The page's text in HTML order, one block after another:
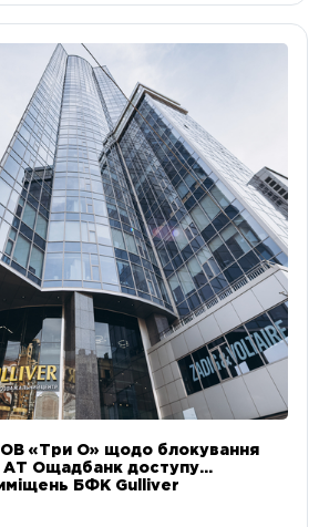
«Три О» щодо блокування
АТ Ощадбанк доступу
БФК Gulliver